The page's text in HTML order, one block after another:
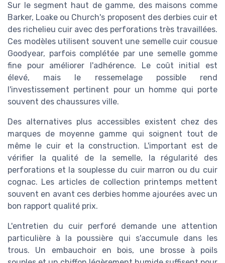
Sur le segment haut de gamme, des maisons comme
Barker, Loake ou Church's proposent des derbies cuir et
des richelieu cuir avec des perforations très travaillées.
Ces modèles utilisent souvent une semelle cuir cousue
Goodyear, parfois complétée par une semelle gomme
fine pour améliorer l'adhérence. Le coût initial est
élevé, mais le ressemelage possible rend
l'investissement pertinent pour un homme qui porte
souvent des chaussures ville.
Des alternatives plus accessibles existent chez des
marques de moyenne gamme qui soignent tout de
même le cuir et la construction. L'important est de
vérifier la qualité de la semelle, la régularité des
perforations et la souplesse du cuir marron ou du cuir
cognac. Les articles de collection printemps mettent
souvent en avant ces derbies homme ajourées avec un
bon rapport qualité prix.
L'entretien du cuir perforé demande une attention
particulière à la poussière qui s'accumule dans les
trous. Un embauchoir en bois, une brosse à poils